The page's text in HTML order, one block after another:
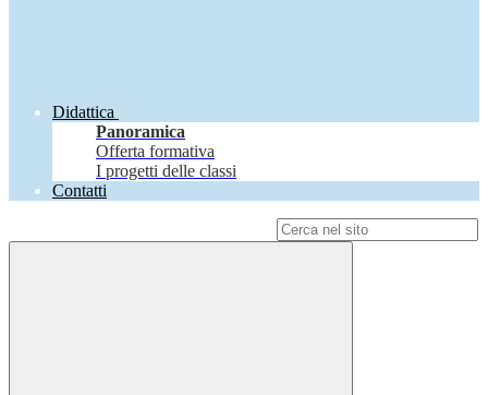
Didattica
Panoramica
Offerta formativa
I progetti delle classi
Contatti